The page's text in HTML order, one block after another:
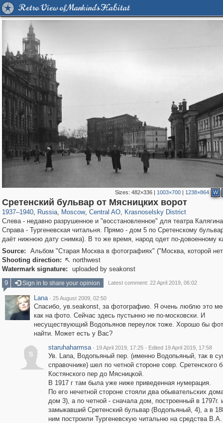
Retro View of Mankind's Habitat
Sizes:482×336 | 1003×700 | 1238×864 W
Сретенский бульвар от Мясницких ворот
1937–1940, Russia
1,407,206 29,248
, Moscow
319,878 8,286
, Central AO
160,021 5,916
, Krasnoselsky District
6,977 302
Слева - недавно разрушенное и "восстановленное" для театра
Справа - Тургеневская читальня. Прямо - дом 5 по Сретенскому
даёт нижнюю дату снимка). В то же время, народ одет по-довоенному
Source:
Альбом "Старая Москва в фотографиях" ("Москва, которой
Shooting direction:  northwest
Watermark signature:
uploaded by seakonst
9
Sign in to share your opinion Latest comment: 22 April 2019, 06:02
Lana · 25 August 2009, 02:50
Cпасибо, ув.seakonst, за фотографию. Я очень люблю это
как на фото. Сейчас здесь пустынно не по-московски. И
несуществующий Водопьянов переулок тоже. Хорошо бы
найти. Может есть у Вас?
s
staruhaharmsa · 19 April 2019, 17:25 · Edited 19 April 2019, 17:58
Ув. Lana, Водопьяный пер. (именно Водопьяный, так в
справочнике) шел по четной стороне совр. Сретенского
Костянского пер до Мясницкой.
В 1917 г там была уже ниже приведенная нумерация.
По его нечетной стороне стояли два обывательских
дом 3), а по четной - сначала дом, построенный в 1797г.
замыкавший Сретенский бульвар (Водопьяный, 4), а в
ним построили Тургеневскую читальню на средства В.А.